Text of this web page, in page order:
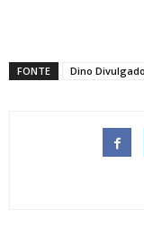
FONTE Dino